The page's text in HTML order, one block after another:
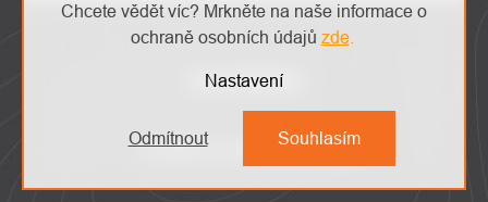
Chcete vědět víc? Mrkněte na naše informace o
ochraně osobních údajů zde.
Nastavení
Odmítnout Souhlasím
ZÁPATÍ
INSTAGRAM